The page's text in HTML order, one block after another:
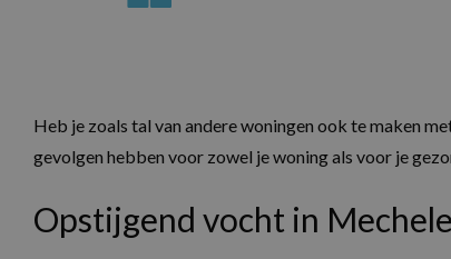
Heb je zoals tal van andere woningen ook te maken
gevolgen hebben voor zowel je woning als voor je
Opstijgend vocht in